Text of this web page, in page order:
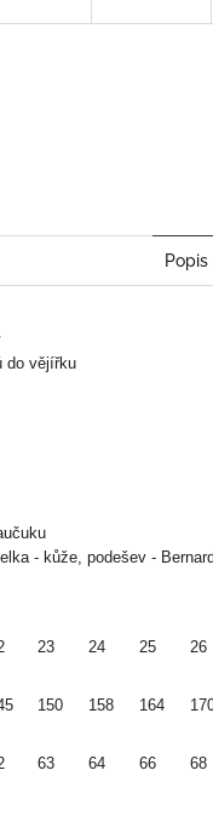
Popis
do vějířku
- kůže, podešev -
23 24 25 26
150 158 164
63 64 66 68